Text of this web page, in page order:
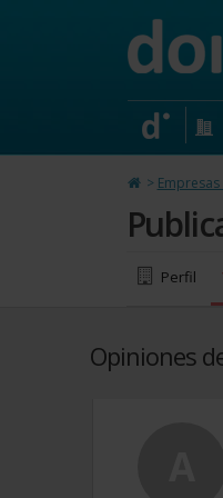
Publicar
Barcelona
>
Perfil
Opiniones